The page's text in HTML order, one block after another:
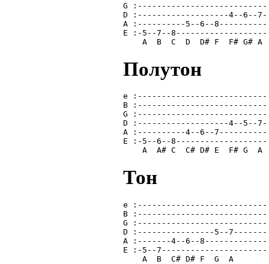
G :---------------------------
D :-------------------4--6--7-
A :----------5--6--8----------
E :-5--7--8-------------------
    A  B  C  D  D# F  F# G# A
Полутон
e :---------------------------
B :---------------------------
G :---------------------------
D :-------------------4--5--7-
A :----------4--6--7----------
E :-5--6--8-------------------
    A  A# C  C# D# E  F# G  A
Тон
e :---------------------------
B :---------------------------
G :---------------------------
D :----------------5--7-------
A :-------4--6--8-------------
E :-5--7----------------------
    A  B  C# D# F  G  A